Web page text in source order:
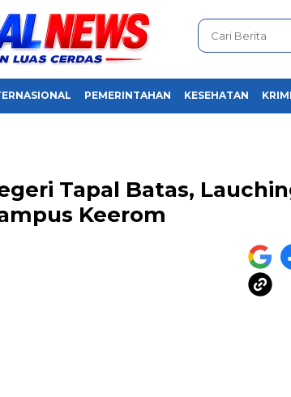
PEMERINTAHAN KESEHATAN
Tapal Batas,
Keerom